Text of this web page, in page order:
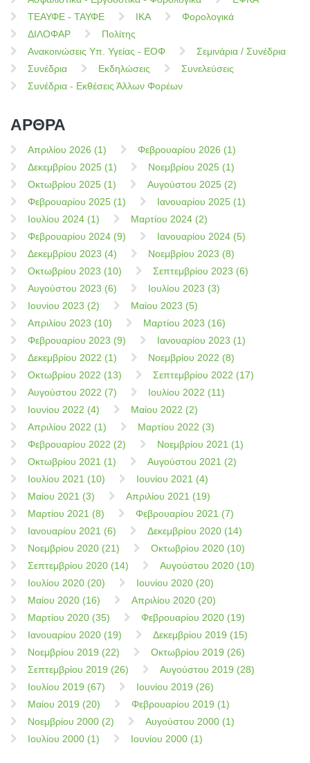
ΤΕΑΥΦΕ - ΤΑΥΦΕ
ΙΚΑ
Φορολογικά
ΔΙΛΟΦΑΡ
Πολίτης
Ανακοινώσεις Υπ. Υγείας - ΕΟΦ
Σεμινάρια / Συνέδρια
Συνέδρια
Εκδηλώσεις
Συνελεύσεις
Συνέδρια - Εκθέσεις Άλλων Φορέων
ΑΡΘΡΑ
Απριλίου 2026 (1)
Φεβρουαρίου 2026 (1)
Δεκεμβρίου 2025 (1)
Νοεμβρίου 2025 (1)
Οκτωβρίου 2025 (1)
Αυγούστου 2025 (2)
Φεβρουαρίου 2025 (1)
Ιανουαρίου 2025 (1)
Ιουλίου 2024 (1)
Μαρτίου 2024 (2)
Φεβρουαρίου 2024 (9)
Ιανουαρίου 2024 (5)
Δεκεμβρίου 2023 (4)
Νοεμβρίου 2023 (8)
Οκτωβρίου 2023 (10)
Σεπτεμβρίου 2023 (6)
Αυγούστου 2023 (6)
Ιουλίου 2023 (3)
Ιουνίου 2023 (2)
Μαίου 2023 (5)
Απριλίου 2023 (10)
Μαρτίου 2023 (16)
Φεβρουαρίου 2023 (9)
Ιανουαρίου 2023 (1)
Δεκεμβρίου 2022 (1)
Νοεμβρίου 2022 (8)
Οκτωβρίου 2022 (13)
Σεπτεμβρίου 2022 (17)
Αυγούστου 2022 (7)
Ιουλίου 2022 (11)
Ιουνίου 2022 (4)
Μαίου 2022 (2)
Απριλίου 2022 (1)
Μαρτίου 2022 (3)
Φεβρουαρίου 2022 (2)
Νοεμβρίου 2021 (1)
Οκτωβρίου 2021 (1)
Αυγούστου 2021 (2)
Ιουλίου 2021 (10)
Ιουνίου 2021 (4)
Μαίου 2021 (3)
Απριλίου 2021 (19)
Μαρτίου 2021 (8)
Φεβρουαρίου 2021 (7)
Ιανουαρίου 2021 (6)
Δεκεμβρίου 2020 (14)
Νοεμβρίου 2020 (21)
Οκτωβρίου 2020 (10)
Σεπτεμβρίου 2020 (14)
Αυγούστου 2020 (10)
Ιουλίου 2020 (20)
Ιουνίου 2020 (20)
Μαίου 2020 (16)
Απριλίου 2020 (20)
Μαρτίου 2020 (35)
Φεβρουαρίου 2020 (19)
Ιανουαρίου 2020 (19)
Δεκεμβρίου 2019 (15)
Νοεμβρίου 2019 (22)
Οκτωβρίου 2019 (26)
Σεπτεμβρίου 2019 (26)
Αυγούστου 2019 (28)
Ιουλίου 2019 (67)
Ιουνίου 2019 (26)
Μαίου 2019 (20)
Φεβρουαρίου 2019 (1)
Νοεμβρίου 2000 (2)
Αυγούστου 2000 (1)
Ιουλίου 2000 (1)
Ιουνίου 2000 (1)